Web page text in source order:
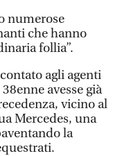
numerose
che hanno
follia”.
agli agenti
avesse già
vicino al
Mercedes, una
la